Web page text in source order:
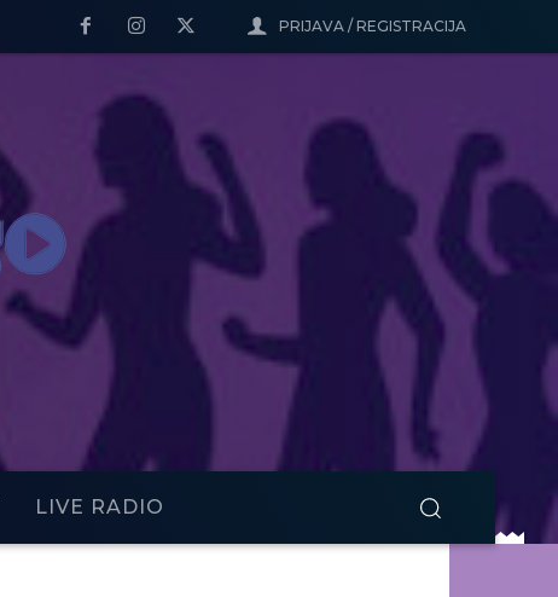
PRIJAVA / REGISTRACIJA
LIVE RADIO